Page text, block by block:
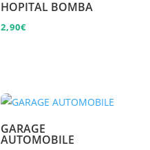
HOPITAL BOMBA
2,90€
GARAGE
AUTOMOBILE